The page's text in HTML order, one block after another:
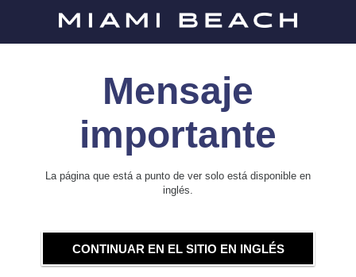
Mensaje
importante
La página que está a punto de ver solo está disponible en
inglés.
CONTINUAR EN EL SITIO EN INGLÉS